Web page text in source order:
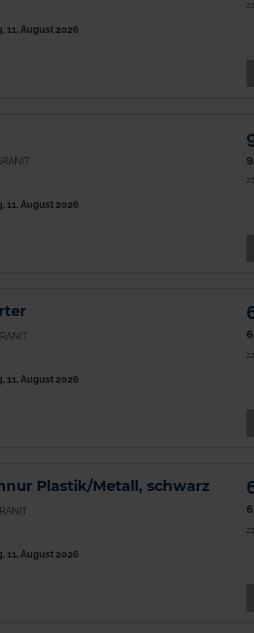
11. August 2026
11. August 2026
11. August 2026
Plastik/Metall, schwarz
11. August 2026